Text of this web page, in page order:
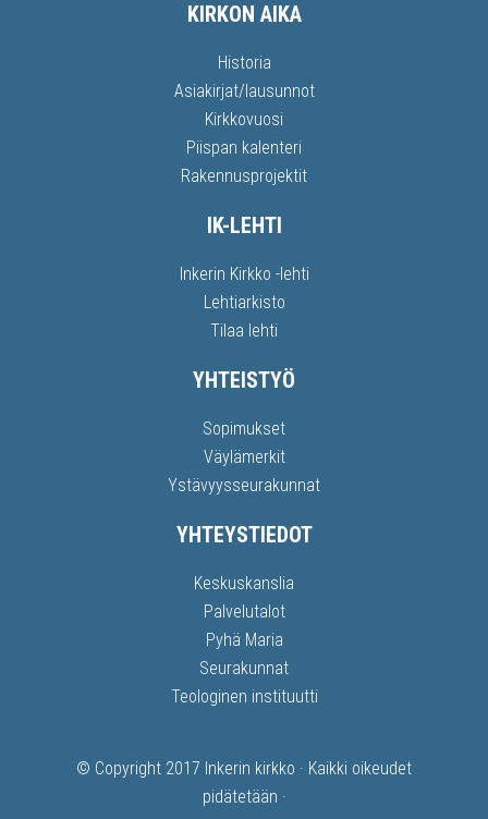
KIRKON AIKA
Historia
Asiakirjat/lausunnot
Kirkkovuosi
Piispan kalenteri
Rakennusprojektit
IK-LEHTI
Inkerin Kirkko -lehti
Lehtiarkisto
Tilaa lehti
YHTEISTYÖ
Sopimukset
Väylämerkit
Ystävyysseurakunnat
YHTEYSTIEDOT
Keskuskanslia
Palvelutalot
Pyhä Maria
Seurakunnat
Teologinen instituutti
© Copyright 2017 Inkerin kirkko · Kaikki oikeudet
pidätetään ·